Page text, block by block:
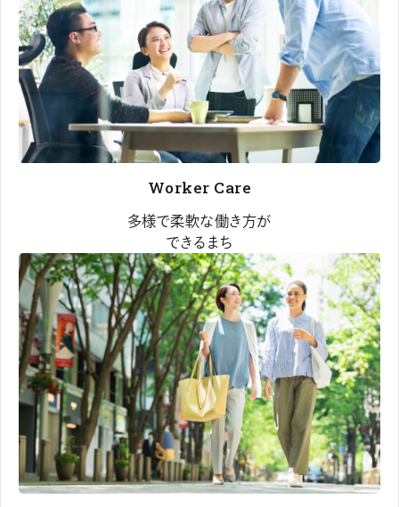
Worker Care
多様で柔軟な働き方が
できるまち